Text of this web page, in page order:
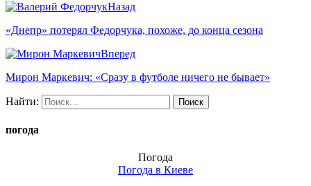
Назад
«Днепр» потерял Федорчука, похоже, до конца сезона
Вперед
Мирон Маркевич: «Сразу в футболе ничего не бывает»
Найти:
погода
Погода
Погода в Киеве